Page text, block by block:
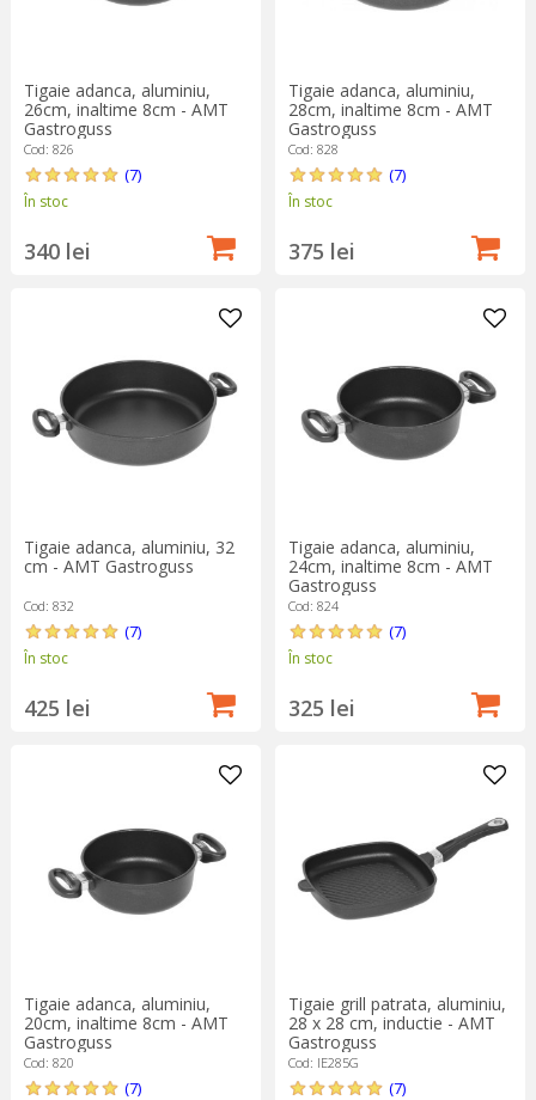
Tigaie adanca, aluminiu,
26cm, inaltime 8cm - AMT
Gastroguss
Cod: 826
(7)
În stoc
340 lei
Tigaie adanca, aluminiu,
28cm, inaltime 8cm - AMT
Gastroguss
Cod: 828
(7)
În stoc
375 lei
Tigaie adanca, aluminiu, 32
cm - AMT Gastroguss
Cod: 832
(7)
În stoc
425 lei
Tigaie adanca, aluminiu,
24cm, inaltime 8cm - AMT
Gastroguss
Cod: 824
(7)
În stoc
325 lei
Tigaie adanca, aluminiu,
20cm, inaltime 8cm - AMT
Gastroguss
Cod: 820
(7)
Tigaie grill patrata, aluminiu,
28 x 28 cm, inductie - AMT
Gastroguss
Cod: IE285G
(7)